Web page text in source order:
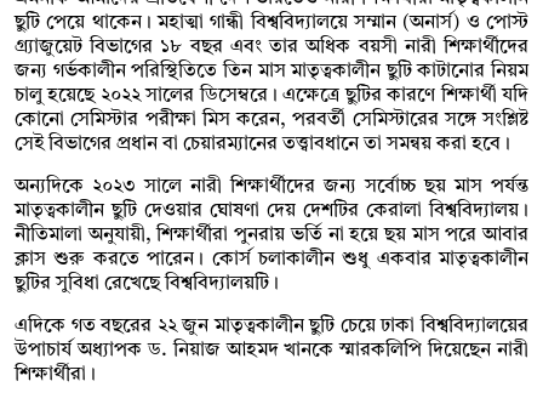
ছুটি পেয়ে থাকেন। মহাত্মা গান্ধী বিশ্ববিদ্যালয়ে সম্মান (অনার্স) ও পোস্ট
গ্র্যাজুয়েট বিভাগের ১৮ বছর এবং তার অধিক বয়সী নারী শিক্ষার্থীদের
জন্য গর্ভকালীন পরিস্থিতিতে তিন মাস মাতৃত্বকালীন ছুটি কাটানোর নিয়ম
চালু হয়েছে ২০২২ সালের ডিসেম্বরে। এক্ষেত্রে ছুটির কারণে শিক্ষার্থী যদি
কোনো সেমিস্টার পরীক্ষা মিস করেন, পরবর্তী সেমিস্টারের সঙ্গে সংশ্লিষ্ট
সেই বিভাগের প্রধান বা চেয়ারম্যানের তত্ত্বাবধানে তা সমন্বয় করা হবে।
অন্যদিকে ২০২৩ সালে নারী শিক্ষার্থীদের জন্য সর্বোচ্চ ছয় মাস পর্যন্ত
মাতৃত্বকালীন ছুটি দেওয়ার ঘোষণা দেয় দেশটির কেরালা বিশ্ববিদ্যালয়।
নীতিমালা অনুযায়ী, শিক্ষার্থীরা পুনরায় ভর্তি না হয়ে ছয় মাস পরে আবার
ক্লাস শুরু করতে পারেন। কোর্স চলাকালীন শুধু একবার মাতৃত্বকালীন
ছুটির সুবিধা রেখেছে বিশ্ববিদ্যালয়টি।
এদিকে গত বছরের ২২ জুন মাতৃত্বকালীন ছুটি চেয়ে ঢাকা বিশ্ববিদ্যালয়ের
উপাচার্য অধ্যাপক ড. নিয়াজ আহমদ খানকে স্মারকলিপি দিয়েছেন নারী
শিক্ষার্থীরা।